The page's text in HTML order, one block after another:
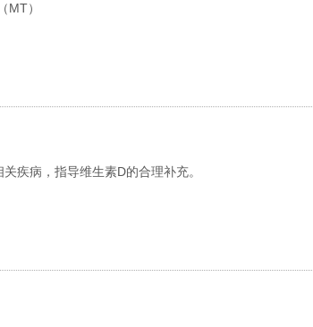
MT）
疾病，指导维生素D的合理补充。